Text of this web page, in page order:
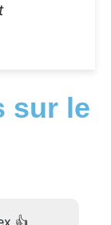
sur le
👍